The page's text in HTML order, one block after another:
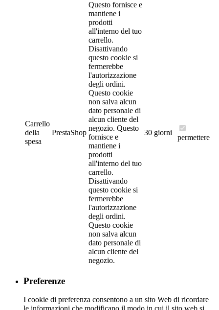
Carrello
della
spesa
PrestaShop
Questo fornisce e
mantiene i
prodotti
all'interno del tuo
carrello.
Disattivando
questo cookie si
fermerebbe
l'autorizzazione
degli ordini.
Questo cookie
non salva alcun
dato personale di
alcun cliente del
negozio. Questo
fornisce e
mantiene i
prodotti
all'interno del tuo
carrello.
Disattivando
questo cookie si
fermerebbe
l'autorizzazione
degli ordini.
Questo cookie
non salva alcun
dato personale di
alcun cliente del
negozio.
30 giorni
permettere
Preferenze
I cookie di preferenza consentono a un sito Web di ricordare